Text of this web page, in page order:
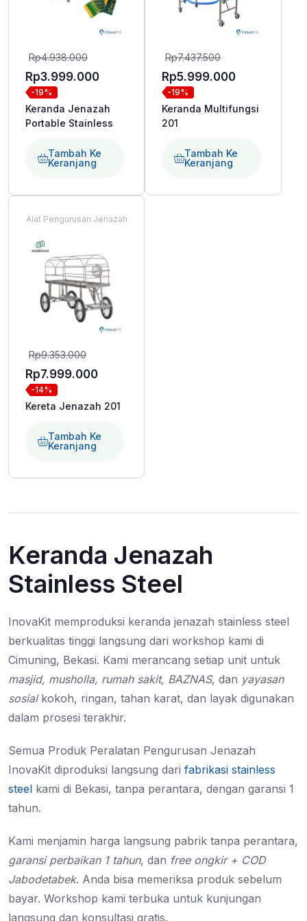
Rp4.938.000Harga
aslinya
Rp4.938.000.
Rp3.999.000Harga
ini
Rp3.999.000.
-19%
Keranda Jenazah
Portable Stainless
Tambah Ke
Keranjang
Rp7.437.500Harga
aslinya
Rp7.437.500.
Rp5.999.000Harga
ini
-19%
Keranda Multifungsi
201
Tambah Ke
Keranjang
Alat Pengurusan Jenazah
Rp9.353.000Harga
aslinya
Rp9.353.000.
Rp7.999.000Harga
ini
adalah:
-14%
Kereta Jenazah 201
Tambah Ke
Keranjang
Keranda Jenazah
Stainless Steel
InovaKit memproduksi keranda jenazah stainless steel
berkualitas tinggi langsung dari workshop kami di
Cimuning, Bekasi. Kami merancang setiap unit untuk
masjid, musholla, rumah sakit, BAZNAS, dan yayasan
sosialkokoh, ringan, tahan karat, dan layak digunakan
dalam prosesi terakhir.
Semua Produk Peralatan Pengurusan Jenazah
InovaKit diproduksi langsung dari fabrikasi stainless
steel kami di Bekasi, tanpa perantara, dengan garansi 1
tahun.
Kami menjamin harga langsung pabrik tanpa perantara,
garansi perbaikan 1 tahun, dan free ongkir + COD
Jabodetabek. Anda bisa memeriksa produk sebelum
bayar. Workshop kami terbuka untuk kunjungan
langsung dan konsultasi gratis.